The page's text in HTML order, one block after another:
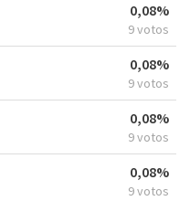
0,08%
9 votos
0,08%
9 votos
0,08%
9 votos
0,08%
9 votos